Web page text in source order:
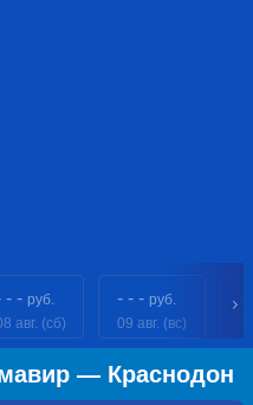
- - руб.
авг. (сб)
- - - руб.
09 авг. (вс)
— Краснодон